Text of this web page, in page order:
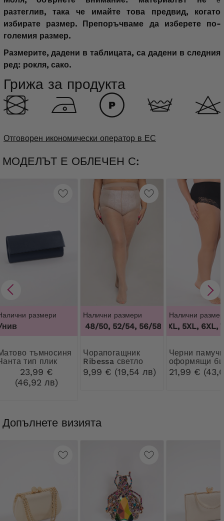
разтеглив, така че имайте това предвид, когато
избирате размер.
Препоръчваме да изберете по-
големия размер.
Размерите, дадени в таблицата, са дадени в следния
ред: рокля, сако.
Грижа за продукта
Отговорен икономически оператор в ЕС
МОДЕЛЪТ Е ОБЛЕЧЕН С:
размери
тип плик
23,99 €
(46,92 лв)
Налични размери
44/46, 48/50, 52/54, 56/58, 60/62,44/46,
Чорапогащник
Ribessa светло
бежови 30 DEN
9,99 € (19,54 лв)
Налични
3XL, 4XL, 5XL, 6XL,
Черни памучни
оформящи
с дантела
21,99 €
Допълнете визията